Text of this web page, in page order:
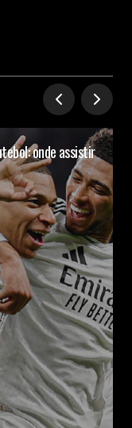
onde assistir